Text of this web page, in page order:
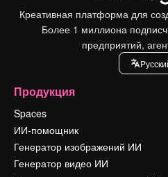
Креативная платформа для
Более 1 миллиона
предприятий,
Продукция
Spaces
ИИ-помощник
Генератор изображений ИИ
Генератор видео ИИ